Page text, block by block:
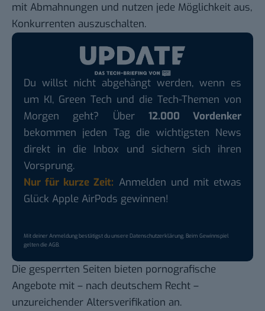
mit Abmahnungen und nutzen jede Möglichkeit aus,
Konkurrenten auszuschalten.
Du willst nicht abgehängt werden, wenn es
um KI, Green Tech und die Tech-Themen von
Morgen geht? Über 12.000 Vordenker
bekommen jeden Tag die wichtigsten News
direkt in die Inbox und sichern sich ihren
Vorsprung.
Nur für kurze Zeit: Anmelden und mit etwas
Glück Apple AirPods gewinnen!
Mit deiner Anmeldung bestätigst du unsereDatenschutzerklärung. Beim Gewinnspiel
gelten dieAGB.
Die gesperrten Seiten bieten pornografische
Angebote mit – nach deutschem Recht –
unzureichender Altersverifikation an.